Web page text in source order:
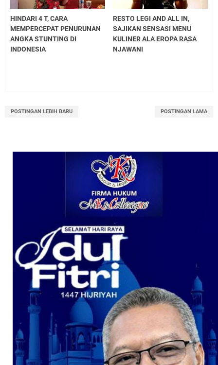
HINDARI 4 T, CARA
MEMPERCEPAT PENURUNAN
ANGKA STUNTING DI
INDONESIA
RESTO LEGI AND ALL IN,
SAJIKAN SENSASI MENU
KULINER ALA EROPA RASA
NJAWANI
POSTINGAN LEBIH BARU POSTINGAN LAMA